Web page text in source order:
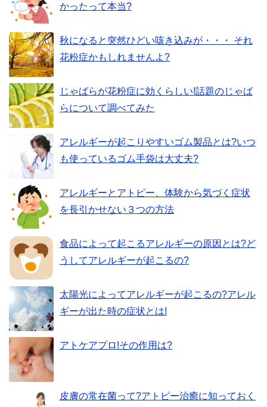
かったって本当?
秋になると突然ひどい咳き込みが・・・ それ
花粉症かもしれませんよ?
じゃばらが花粉症に効くらしい!話題のじゃば
らについて調べてみた
アレルギーが起こりやすいゴム製品とは?いつ
も使っているゴム手袋は大丈夫?
アレルギーとアトピー、体験から気づく症状
を長引かせない３つの方法
食品によって起こるアレルギーの原因とは?ど
うしてアレルギーが起こるの?
太陽光によってアレルギーが起こるの?アレル
ギーが出た時の症状とは!
アトケアプロ!その作用は?
皮膚の常在菌って?アトピー治癒に知っておく